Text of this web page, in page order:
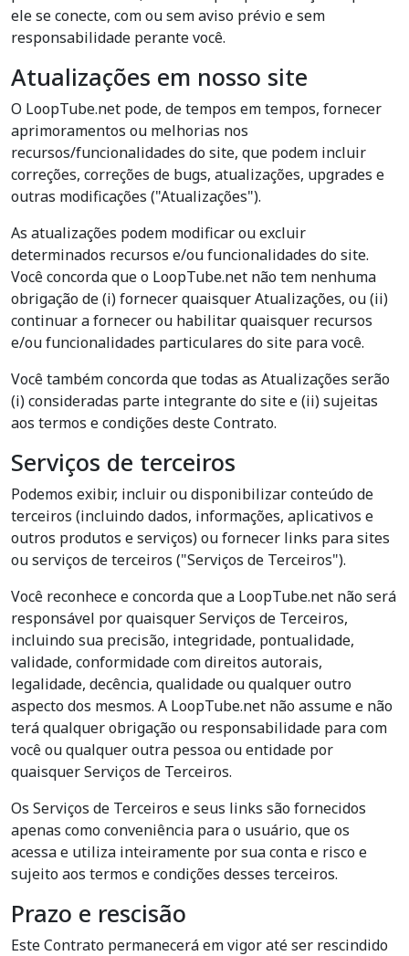
ele se conecte, com ou sem aviso prévio e sem
responsabilidade perante você.
Atualizações em nosso site
O LoopTube.net pode, de tempos em tempos, fornecer
aprimoramentos ou melhorias nos
recursos/funcionalidades do site, que podem incluir
correções, correções de bugs, atualizações, upgrades e
outras modificações ("Atualizações").
As atualizações podem modificar ou excluir
determinados recursos e/ou funcionalidades do site.
Você concorda que o LoopTube.net não tem nenhuma
obrigação de (i) fornecer quaisquer Atualizações, ou (ii)
continuar a fornecer ou habilitar quaisquer recursos
e/ou funcionalidades particulares do site para você.
Você também concorda que todas as Atualizações serão
(i) consideradas parte integrante do site e (ii) sujeitas
aos termos e condições deste Contrato.
Serviços de terceiros
Podemos exibir, incluir ou disponibilizar conteúdo de
terceiros (incluindo dados, informações, aplicativos e
outros produtos e serviços) ou fornecer links para sites
ou serviços de terceiros ("Serviços de Terceiros").
Você reconhece e concorda que a LoopTube.net não será
responsável por quaisquer Serviços de Terceiros,
incluindo sua precisão, integridade, pontualidade,
validade, conformidade com direitos autorais,
legalidade, decência, qualidade ou qualquer outro
aspecto dos mesmos. A LoopTube.net não assume e não
terá qualquer obrigação ou responsabilidade para com
você ou qualquer outra pessoa ou entidade por
quaisquer Serviços de Terceiros.
Os Serviços de Terceiros e seus links são fornecidos
apenas como conveniência para o usuário, que os
acessa e utiliza inteiramente por sua conta e risco e
sujeito aos termos e condições desses terceiros.
Prazo e rescisão
Este Contrato permanecerá em vigor até ser rescindido